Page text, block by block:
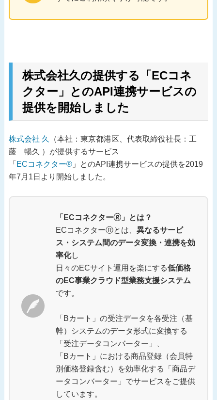
株式会社久の提供する「ECコネ
クター」とのAPI連携サービスの
提供を開始しました
株式会社 久
（本社：東京都港区、代表取締役社長：工
藤 暢久 ）が提供するサービス
「 ECコネクター®」とのAPI連携サービスの提供を2019
年7月1日より開始しました。
「ECコネクター🄬」とは？
ECコネクターⓇとは、 異なるサービ
ス・システム間のデータ変換・連携を効
率化し
日々のECサイト運用を楽にする低価格
のEC事業クラウド型業務支援システム
です。
「Bカート」の受注データを各受注（基
幹）システムのデータ形式に変換する
「受注データコンバーター」、
「Bカート」における商品登録（会員特
別価格登録含む）を効率化する「商品デ
ータコンバーター」でサービスをご提供
しています。